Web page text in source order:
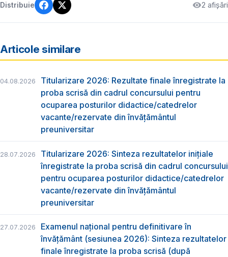
Distribuie 2 afișări
Articole similare
04.08.2026
Titularizare 2026: Rezultate finale înregistrate la
proba scrisă din cadrul concursului pentru
ocuparea posturilor didactice/catedrelor
vacante/rezervate din învăţământul
preuniversitar
28.07.2026
Titularizare 2026: Sinteza rezultatelor inițiale
înregistrate la proba scrisă din cadrul concursului
pentru ocuparea posturilor didactice/catedrelor
vacante/rezervate din învăţământul
preuniversitar
27.07.2026
Examenul național pentru definitivare în
învățământ (sesiunea 2026): Sinteza rezultatelor
finale înregistrate la proba scrisă (după